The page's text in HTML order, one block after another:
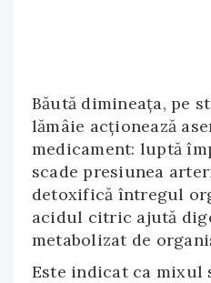
Băută dimineața, pe
lămâie acționează
medicament: luptă
scade presiunea
detoxifică întregul
acidul citric ajută
metabolizat de
Este indicat ca mixul